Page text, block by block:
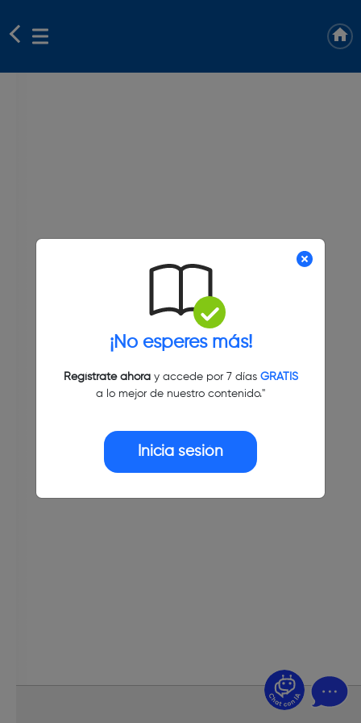
¡No esperes más!
Regístrate ahoray accede por 7 días GRATIS
a lo mejor de nuestro contenido."
Inicia sesión